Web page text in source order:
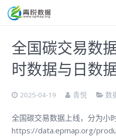
数据服务
全国碳交易数
时数据与日数
2025-04-19 青悦 数
全国碳交易数据上线，分为小
https://data.epmap.org/